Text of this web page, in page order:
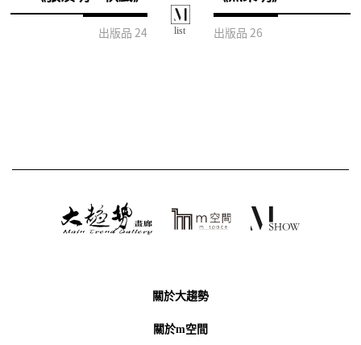
出版品 24 出版品 26
關於大趨勢
關於m空間